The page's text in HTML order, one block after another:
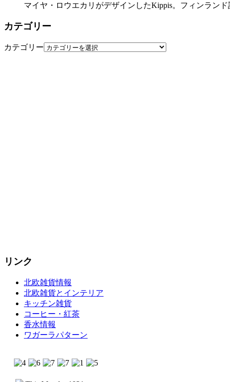
マイヤ・ロウエカリがデザインしたKippis。フィンラン
カテゴリー
カテゴリー
リンク
北欧雑貨情報
北欧雑貨とインテリア
キッチン雑貨
コーヒー・紅茶
香水情報
ワガーラパターン